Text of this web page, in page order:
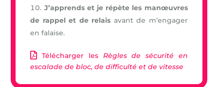
J’apprends et je répète les manœuvres
de rappel et de relais avant de m’engager
en falaise.
Télécharger les Règles de sécurité en
escalade de bloc, de difficulté et de vitesse